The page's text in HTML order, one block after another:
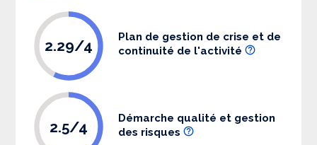
2.29/4
Plan de gestion de crise et de
continuité de l'activité
2.5/4
Démarche qualité et gestion
des risques